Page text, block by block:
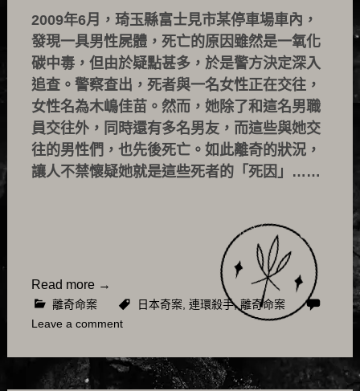
2009年6月，琦玉縣富士見市某停車場車內，
發現一具男性屍體，死亡的原因雖然是一氧化
碳中毒，但由於疑點甚多，於是警方決定深入
追查。警察查出，死者與一名女性正在交往，
女性名為木嶋佳苗。然而，她除了和這名男職
員交往外，同時還有多名男友，而這些與她交
往的男性們，也先後死亡。如此離奇的狀況，
讓人不禁懷疑她就是這些死者的「死因」……
Read more →
離奇命案 日本奇案, 連環殺手,離奇命案
Leave a comment